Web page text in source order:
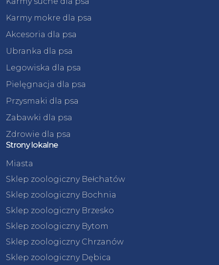
Karmy mokre dla psa
Akcesoria dla psa
Ubranka dla psa
Legowiska dla psa
Pielęgnacja dla psa
Przysmaki dla psa
Zabawki dla psa
Zdrowie dla psa
Strony lokalne
Miasta
Sklep zoologiczny Bełchatów
Sklep zoologiczny Bochnia
Sklep zoologiczny Brzesko
Sklep zoologiczny Bytom
Sklep zoologiczny Chrzanów
Sklep zoologiczny Dębica